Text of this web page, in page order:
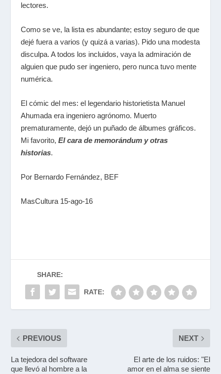
lectores.
Como se ve, la lista es abundante; estoy seguro de que
dejé fuera a varios (y quizá a varias). Pido una modesta
disculpa. A todos los incluidos, vaya la admiración de
alguien que pudo ser ingeniero, pero nunca tuvo mente
numérica.
El cómic del mes: el legendario historietista Manuel
Ahumada era ingeniero agrónomo. Muerto
prematuramente, dejó un puñado de álbumes gráficos.
Mi favorito,El cara de memorándum y otras
historias.
Por Bernardo Fernández, BEF
MasCultura 15-ago-16
SHARE:
RATE:
PREVIOUS
La tejedora del software
que llevó al hombre a la
NEXT
El arte de los ruidos: "El
amor en el alma se siente